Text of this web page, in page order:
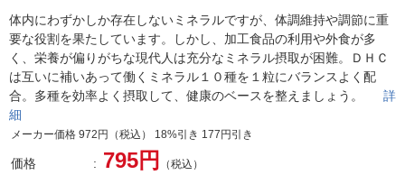
体内にわずかしか存在しないミネラルですが、体調維持や調節に重
要な役割を果たしています。しかし、加工食品の利用や外食が多
く、栄養が偏りがちな現代人は充分なミネラル摂取が困難。ＤＨＣ
は互いに補いあって働くミネラル１０種を１粒にバランスよく配
合。多種を効率よく摂取して、健康のベースを整えましょう。 詳
細
メーカー価格 972円（税込） 18%引き 177円引き
価格 795円 （税込）